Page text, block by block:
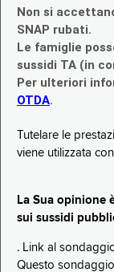
Non si
SNAP rubati.
Le famiglie
sussidi TA (in
Per ulteriori
OTDA.
Tutelare le
viene utilizzata
La Sua opinione
sui sussidi
. Link al
Questo